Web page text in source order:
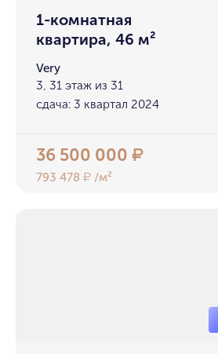
1-комнатная
квартира, 46 м²
Very
3, 31 этаж из 31
сдача: 3 квартал 2024
36 500 000₽
793 478₽ /м²